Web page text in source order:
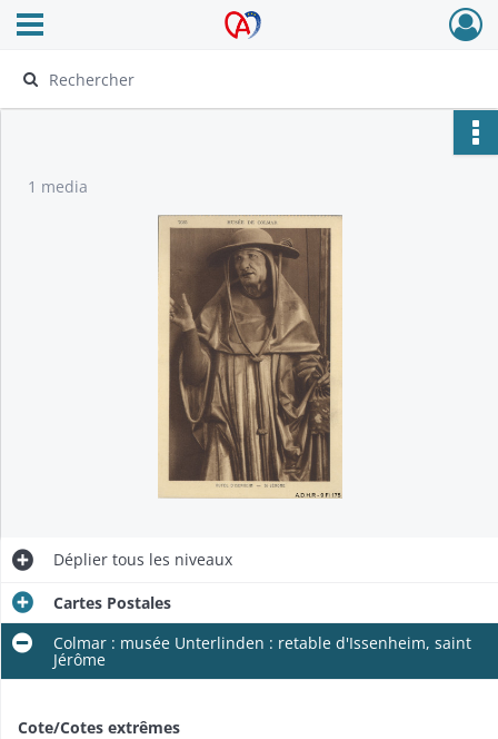
Archives Alsace - Colmar
Ouvrir le menu déroulant
1 media
Déplier tous les niveaux
Cartes Postales
Colmar : musée Unterlinden : retable d'Issenheim, saint
Jérôme
Cote/Cotes extrêmes